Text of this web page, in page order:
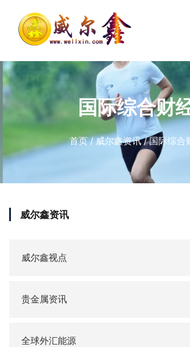
国际综合财
首页/威尔鑫资讯/国际综合
威尔鑫资讯
威尔鑫视点
贵金属资讯
全球外汇能源